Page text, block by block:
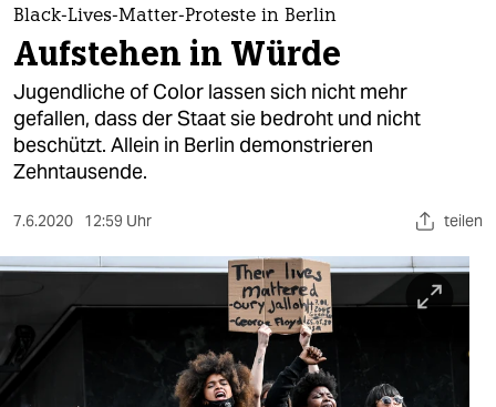
themen
politik
öko
gesellschaft
kultur
sport
berlin
nord
Black-Lives-Matter-Proteste in Berlin
Aufstehen in Würde
Jugendliche of Color lassen sich nicht mehr
gefallen, dass der Staat sie bedroht und nicht
beschützt. Allein in Berlin demonstrieren
Zehntausende.
7.6.2020 12:59 Uhr teilen